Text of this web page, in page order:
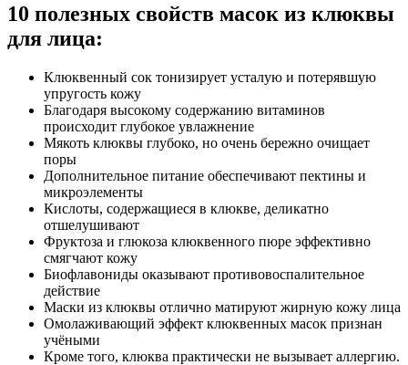
10 полезных свойств масок из клюквы
для лица:
Клюквенный сок тонизирует усталую и потерявшую
упругость кожу
Благодаря высокому содержанию витаминов
происходит глубокое увлажнение
Мякоть клюквы глубоко, но очень бережно очищает
поры
Дополнительное питание обеспечивают пектины и
микроэлементы
Кислоты, содержащиеся в клюкве, деликатно
отшелушивают
Фруктоза и глюкоза клюквенного пюре эффективно
смягчают кожу
Биофлавониды оказывают противовоспалительное
действие
Маски из клюквы отлично матируют жирную кожу лица
Омолаживающий эффект клюквенных масок признан
учёными
Кроме того, клюква практически не вызывает аллергию.